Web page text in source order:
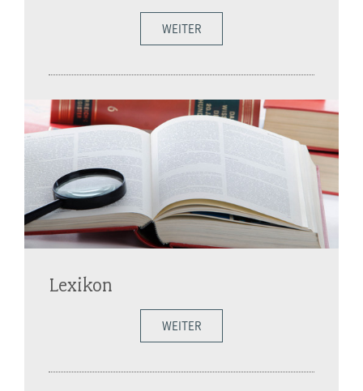
WEITER
Lexikon
WEITER